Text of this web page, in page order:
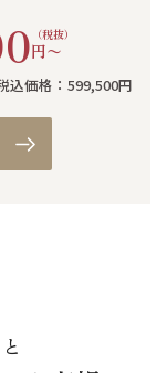
（税抜）
円〜
込価格：599,500円